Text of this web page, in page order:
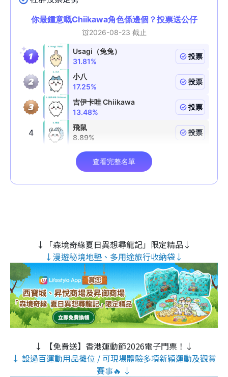
↓「森境奇緣夏日異想尋龍記」限定精品↓
↓漫遊秘境地墊、多用途旅行收納袋↓
↓ 【免費送】香港運動節2026電子門票！↓
↓ 設過百運動用品攤位 / 可現場體驗多項新穎運動及觀賞
賽事🔥 ↓